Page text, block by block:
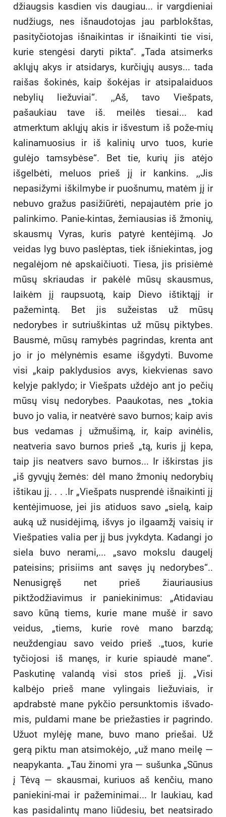
džiaugsis kasdien vis daugiau... ir vargdieniai
nudžiugs, nes išnaudotojas jau parblokštas,
pasityčiotojas išnaikintas ir išnaikinti tie visi,
kurie stengėsi daryti pikta“. „Tada atsimerks
aklųjų akys ir atsidarys, kurčiųjų ausys... tada
raišas šokinės, kaip šokėjas ir atsipalaiduos
nebylių liežuviai“. ,,Aš, tavo Viešpats,
pašaukiau tave iš. meilės tiesai... kad
atmerktum aklųjų akis ir išvestum iš pože-mių
kalinamuosius ir iš kalinių urvo tuos, kurie
gulėjo tamsybėse“. Bet tie, kurių jis atėjo
išgelbėti, meluos prieš jį ir kankins. ,,Jis
nepasižymi iškilmybe ir puošnumu, matėm jį ir
nebuvo gražus pasižiūrėti, nepajautėm prie jo
palinkimo. Panie-kintas, žemiausias iš žmonių,
skausmų Vyras, kuris patyrė kentėjimą. Jo
veidas lyg buvo paslėptas, tiek išniekintas, jog
negalėjom nė apskaičiuoti. Tiesa, jis prisiėmė
mūsų skriaudas ir pakėlė mūsų skausmus,
laikėm jį raupsuotą, kaip Dievo ištiktąjį ir
pažemintą. Bet jis sužeistas už mūsų
nedorybes ir sutriuškintas už mūsų piktybes.
Bausmė, mūsų ramybės pagrindas, krenta ant
jo ir jo mėlynėmis esame išgydyti. Buvome
visi „kaip paklydusios avys, kiekvienas savo
kelyje paklydo; ir Viešpats uždėjo ant jo pečių
mūsų visų nedorybes. Paaukotas, nes „tokia
buvo jo valia, ir neatvėrė savo burnos; kaip avis
bus vedamas į užmušimą, ir, kaip avinėlis,
neatveria savo burnos prieš „tą, kuris jį kepa,
taip jis neatvers savo burnos... Ir iškirstas jis
„iš gyvųjų žemės: dėl mano žmonių nedorybių
ištikau jį. . . .Ir „Viešpats nusprendė išnaikinti jį
kentėjimuose, jei jis atiduos savo „sielą, kaip
auką už nusidėjimą, išvys jo ilgaamžį vaisių ir
Viešpaties valia per jį bus įvykdyta. Kadangi jo
siela buvo nerami,... „savo mokslu daugelį
pateisins; prisiims ant savęs jų nedorybes“..
Nenusigręš net prieš žiauriausius
piktžodžiavimus ir paniekinimus: „Atidaviau
savo kūną tiems, kurie mane mušė ir savo
veidus, „tiems, kurie rovė mano barzdą;
neuždengiau savo veido prieš .„tuos, kurie
tyčiojosi iš manęs, ir kurie spiaudė mane“.
Paskutinę valandą visi stos prieš jį. „Visi
kalbėjo prieš mane vylingais liežuviais, ir
apdrabstė mane pykčio persunktomis išvado-
mis, puldami mane be priežasties ir pagrindo.
Užuot mylėję mane, buvo mano priešai. Už
gerą piktu man atsimokėjo, „už mano meilę —
neapykanta. „Tau žinomi yra — sušunka „Sūnus
į Tėvą — skausmai, kuriuos aš kenčiu, mano
paniekini-mai ir pažeminimai... Ir laukiau, kad
kas pasidalintų mano liūdesiu, bet neatsirado